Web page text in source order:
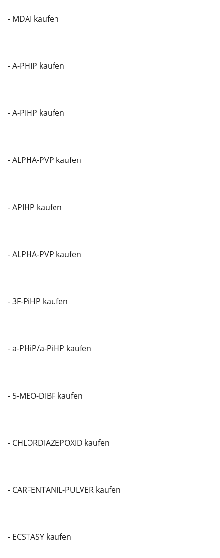
- MDAI kaufen
- A-PHIP kaufen
- A-PIHP kaufen
- ALPHA-PVP kaufen
- APIHP kaufen
- ALPHA-PVP kaufen
- 3F-PiHP kaufen
- a-PHiP/a-PiHP kaufen
- 5-MEO-DIBF kaufen
- CHLORDIAZEPOXID kaufen
- CARFENTANIL-PULVER kaufen
- ECSTASY kaufen